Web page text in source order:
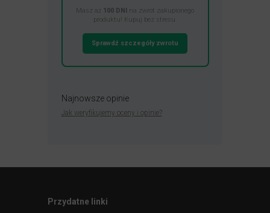
Masz aż 100 DNI na zwrot zakupionego
produktu! Kupuj bez stresu.
Sprawdź szczegóły zwrotu
Najnowsze opinie
Jak weryfikujemy oceny i opinie?
Przydatne linki